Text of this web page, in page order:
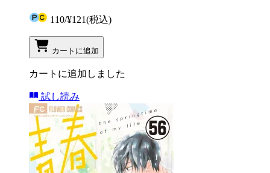
110/¥121(税込)
カートに追加
カートに追加しました
試し読み